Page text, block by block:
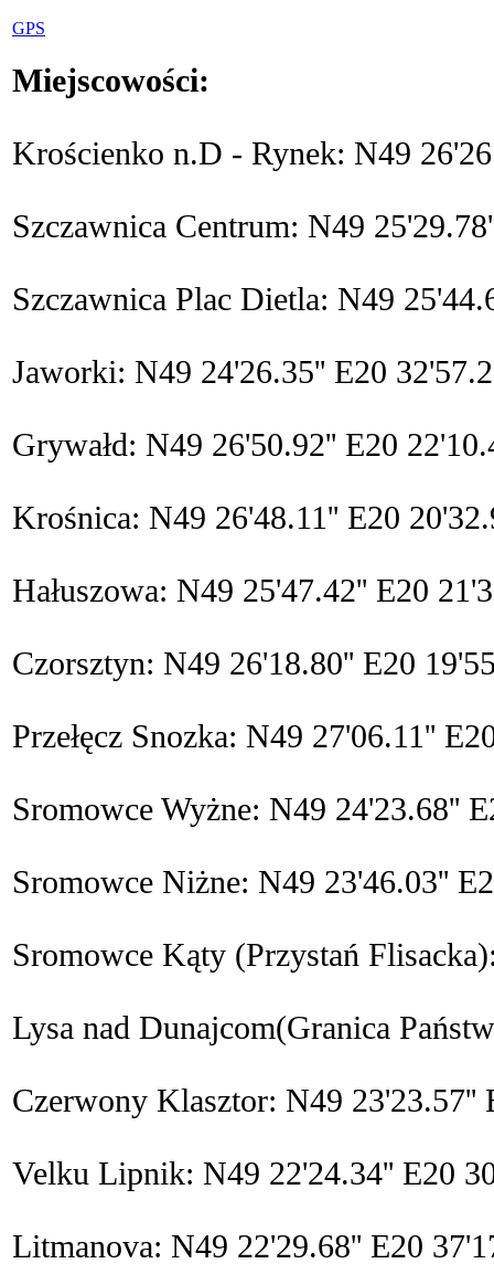
GPS
Miejscowości:
Krościenko n.D - Rynek: N49
Szczawnica Centrum: N49
Szczawnica Plac Dietla: N49
Jaworki: N49 24'26.35'' E20
Grywałd: N49 26'50.92'' E20
Krośnica: N49 26'48.11'' E20
Hałuszowa: N49 25'47.42'' E20
Czorsztyn: N49 26'18.80'' E20
Przełęcz Snozka: N49 27'06.11''
Sromowce Wyżne: N49 24'23.68''
Sromowce Niżne: N49 23'46.03''
Sromowce Kąty (Przystań
Lysa nad Dunajcom(Granica
Czerwony Klasztor: N49 23'23.57''
Velku Lipnik: N49 22'24.34'' E20
Litmanova: N49 22'29.68'' E20